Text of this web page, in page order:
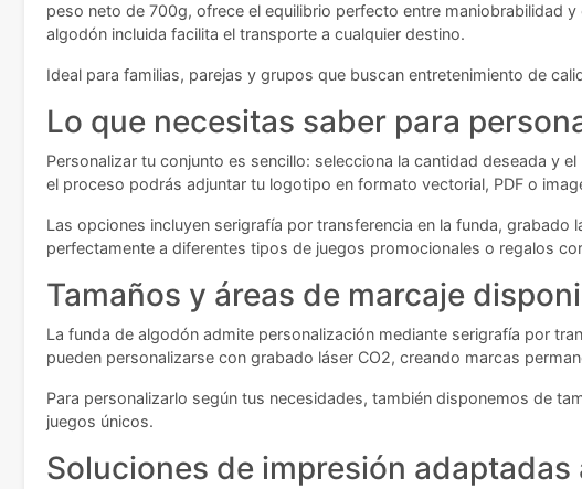
peso neto de 700g, ofrece el equilibrio perfecto entre maniobrabilidad
algodón incluida facilita el transporte a cualquier destino.
Ideal para familias, parejas y grupos que buscan entretenimiento de
Lo que necesitas saber para
Personalizar tu conjunto es sencillo: selecciona la cantidad deseada y
el proceso podrás adjuntar tu logotipo en formato vectorial, PDF o
Las opciones incluyen serigrafía por transferencia en la funda,
perfectamente a diferentes tipos de juegos promocionales o regalos
Tamaños y áreas de marcaje
La funda de algodón admite personalización mediante serigrafía por
pueden personalizarse con grabado láser CO2, creando marcas
Para personalizarlo según tus necesidades, también disponemos de
juegos únicos.
Soluciones de impresión adaptadas